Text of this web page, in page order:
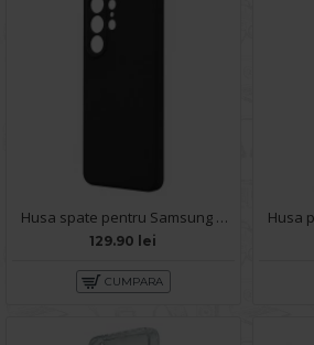
Husa spate pentru Samsung Galaxy S26 Ultra B-Silicon Case - Negru
129.90 lei
CUMPARA